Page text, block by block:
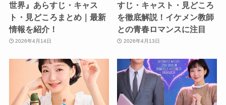
世界』あらすじ・キャス
ト・見どころまとめ｜最新
情報を紹介！
2026年4月14日
すじ・キャスト・見どころ
を徹底解説！イケメン教師
との青春ロマンスに注目
2026年4月13日